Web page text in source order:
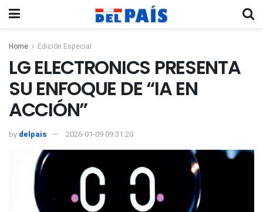
Home Edición Especial
LG ELECTRONICS PRESENTA
SU ENFOQUE DE “IA EN
ACCIÓN”
by delpais 2026-01-09 09:31:20